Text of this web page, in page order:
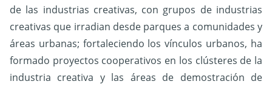
de las industrias creativas, con grupos de industrias
creativas que irradian desde parques a comunidades y
áreas urbanas; fortaleciendo los vínculos urbanos, ha
formado proyectos cooperativos en los clústeres de la
industria creativa y las áreas de demostración de